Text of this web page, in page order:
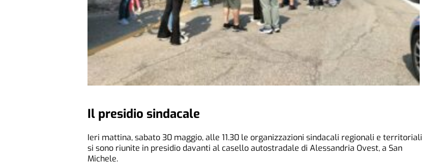
Il presidio sindacale
Ieri mattina, sabato 30 maggio, alle 11.30 le organizzazioni sindacali regionali e territoriali
si sono riunite in presidio davanti al casello autostradale di Alessandria Ovest, a San
Michele.